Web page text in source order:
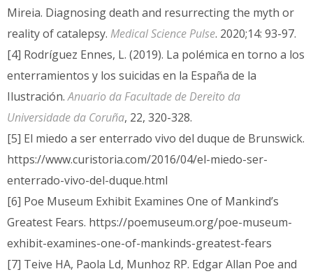
Mireia. Diagnosing death and resurrecting the myth or
reality of catalepsy. Medical Science Pulse. 2020;14: 93-97.
[4] Rodríguez Ennes, L. (2019). La polémica en torno a los
enterramientos y los suicidas en la España de la
Ilustración.Anuario da Facultade de Dereito da
Universidade da Coruña, 22, 320-328.
[5] El miedo a ser enterrado vivo del duque de Brunswick.
https://www.curistoria.com/2016/04/el-miedo-ser-
enterrado-vivo-del-duque.html
[6] Poe Museum Exhibit Examines One of Mankind’s
Greatest Fears. https://poemuseum.org/poe-museum-
exhibit-examines-one-of-mankinds-greatest-fears
[7] Teive HA, Paola Ld, Munhoz RP. Edgar Allan Poe and